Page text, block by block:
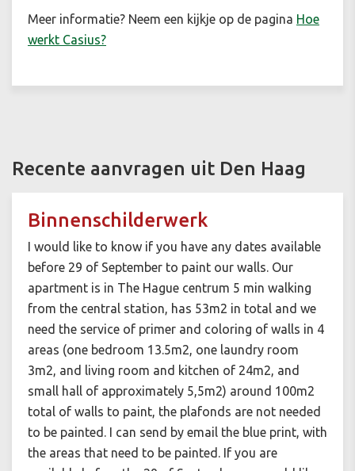
Meer informatie? Neem een kijkje op de pagina Hoe
werkt Casius?
Recente aanvragen uit Den Haag
Binnenschilderwerk
I would like to know if you have any dates available
before 29 of September to paint our walls. Our
apartment is in The Hague centrum 5 min walking
from the central station, has 53m2 in total and we
need the service of primer and coloring of walls in 4
areas (one bedroom 13.5m2, one laundry room
3m2, and living room and kitchen of 24m2, and
small hall of approximately 5,5m2) around 100m2
total of walls to paint, the plafonds are not needed
to be painted. I can send by email the blue print, with
the areas that need to be painted. If you are